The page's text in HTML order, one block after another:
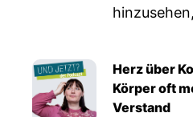
Herz über
Körper oft
Verstand